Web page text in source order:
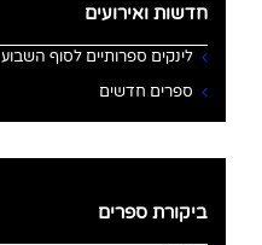
חדשות ואירועים
לינקים ספרותיים לסוף השבוע
ספרים חדשים
ביקורת ספרים